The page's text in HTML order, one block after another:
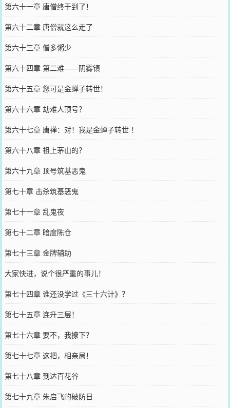
第六十一章 唐僧终于到了！
第六十二章 唐僧就这么走了
第六十三章 僧多粥少
第六十四章 第二难——阴雾镇
第六十五章 您可是金蝉子转世！
第六十六章 劫难人顶号？
第六十七章 唐禅：对！我是金蝉子转世 ！
第六十八章 祖上茅山的？
第六十九章 顶号筑基恶鬼
第七十章 击杀筑基恶鬼
第七十一章 乱鬼夜
第七十二章 暗度陈仓
第七十三章 金牌辅助
大家快进，说个很严重的事儿！
第七十四章 谁还没学过《三十六计》？
第七十五章 连升三层！
第七十六章 要不，我撩下？
第七十七章 这把，相亲局！
第七十八章 到达百花谷
第七十九章 朱启飞的破防日